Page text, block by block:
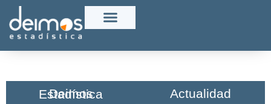
Deimos Estadística​ Actualidad